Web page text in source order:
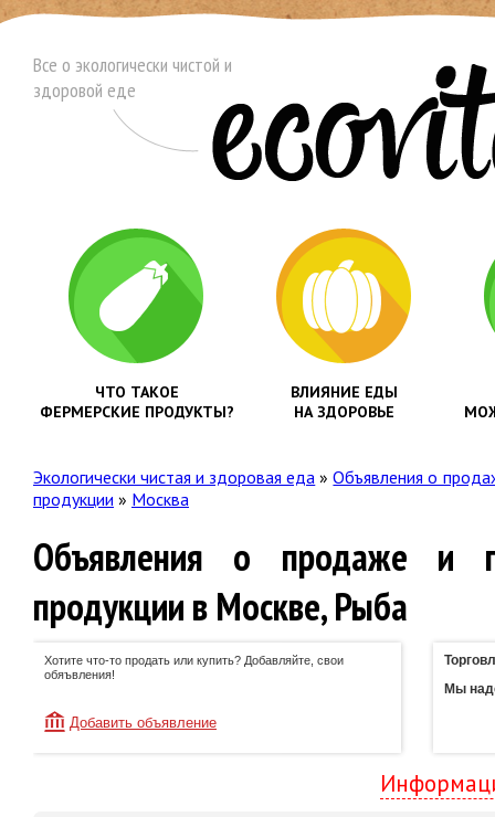
Все о экологически чистой и
здоровой еде
ЧТО ТАКОЕ
ФЕРМЕРСКИЕ ПРОДУКТЫ?
ВЛИЯНИЕ ЕДЫ
НА ЗДОРОВЬЕ
Экологически чистая и здоровая еда »Объявления о
продукции » Москва
Объявления о продаже и
продукции в Москве, Рыба
Хотите что-то продать или купить? Добавляйте, свои
обяъвления!
Добавить объявление
Мы